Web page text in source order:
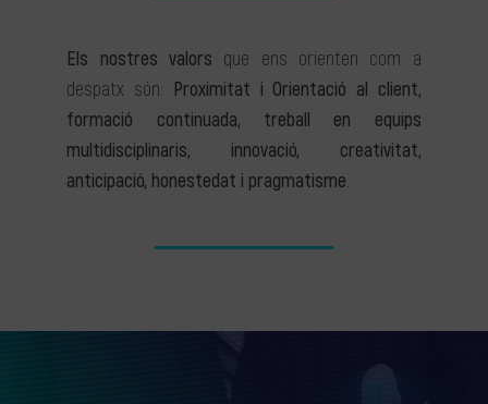
Els nostres valors que ens orienten com a
despatx són: Proximitat i Orientació al client,
formació continuada, treball en equips
multidisciplinaris, innovació, creativitat,
anticipació, honestedat i pragmatisme.